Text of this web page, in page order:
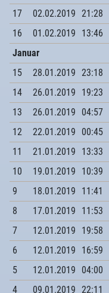
17
02.02.2019 21:28
16
01.02.2019 13:46
Januar
15
28.01.2019 23:18
14
26.01.2019 19:23
13
26.01.2019 04:57
12
22.01.2019 00:45
11
21.01.2019 13:33
10
19.01.2019 10:39
9
18.01.2019 11:41
8
17.01.2019 11:53
7
12.01.2019 19:58
6
12.01.2019 16:59
5
12.01.2019 04:00
4
09.01.2019 22:11